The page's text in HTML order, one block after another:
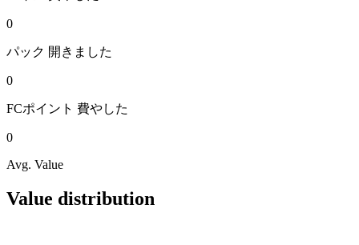
0
パック 開きました
0
FCポイント 費やした
0
Avg. Value
Value distribution